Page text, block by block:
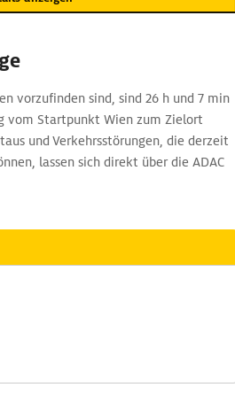
vorzufinden sind, sind 26 h und 7 min
vom Startpunkt Wien zum Zielort
und Verkehrsstörungen, die derzeit
lassen sich direkt über die ADAC